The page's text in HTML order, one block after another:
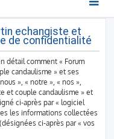
echangiste et
de confidentialité
détail comment « Forum
candaulisme » et ses
», « notre », « nos »,
et couple candaulisme » et
ci-après par « logiciel
les informations collectées
ci-après par « vos